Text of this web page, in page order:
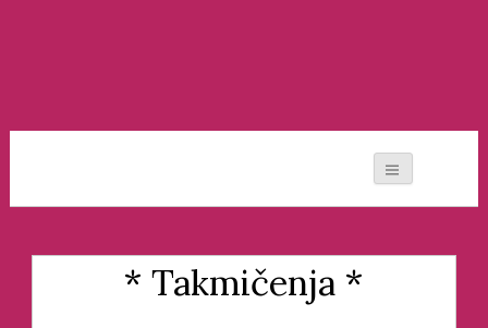
* Takmičenja *